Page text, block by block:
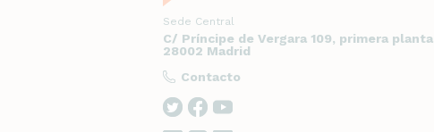
Sede Central
C/ Príncipe de Vergara 109, primera planta
28002 Madrid
Contacto